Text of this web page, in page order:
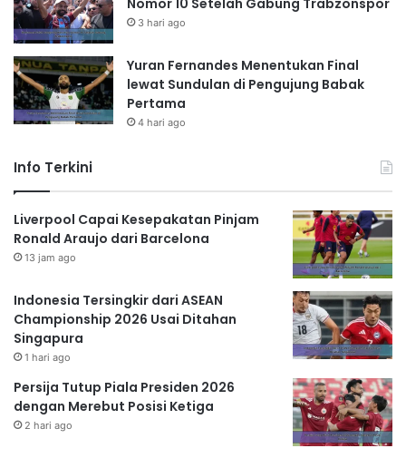
Nomor 10 Setelah Gabung Trabzonspor
3 hari ago
Yuran Fernandes Menentukan Final
lewat Sundulan di Pengujung Babak
Pertama
4 hari ago
Info Terkini
Liverpool Capai Kesepakatan Pinjam
Ronald Araujo dari Barcelona
13 jam ago
Indonesia Tersingkir dari ASEAN
Championship 2026 Usai Ditahan
Singapura
1 hari ago
Persija Tutup Piala Presiden 2026
dengan Merebut Posisi Ketiga
2 hari ago